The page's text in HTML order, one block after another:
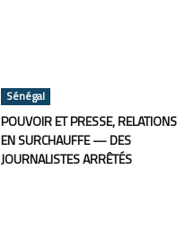
Sénégal
POUVOIR ET PRESSE, RELATIONS
EN SURCHAUFFE — DES
JOURNALISTES ARRÊTÉS